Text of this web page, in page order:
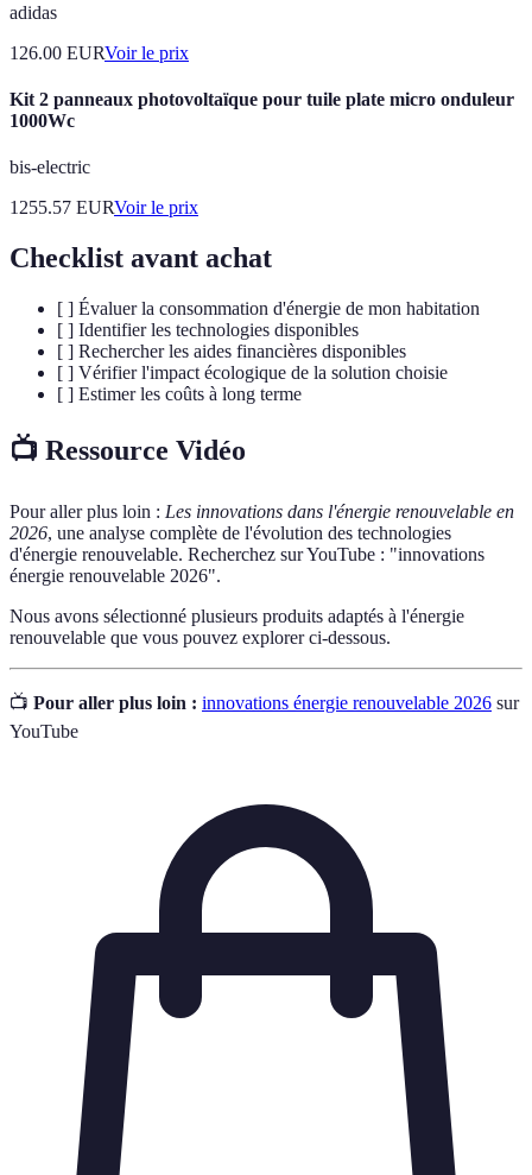
adidas
126.00 EURVoir le prix
Kit 2 panneaux photovoltaïque pour tuile plate micro onduleur
1000Wc
bis-electric
1255.57 EURVoir le prix
Checklist avant achat
[ ] Évaluer la consommation d'énergie de mon habitation
[ ] Identifier les technologies disponibles
[ ] Rechercher les aides financières disponibles
[ ] Vérifier l'impact écologique de la solution choisie
[ ] Estimer les coûts à long terme
📺 Ressource Vidéo
Pour aller plus loin : Les innovations dans l'énergie renouvelable en
2026, une analyse complète de l'évolution des technologies
d'énergie renouvelable. Recherchez sur YouTube : "innovations
énergie renouvelable 2026".
Nous avons sélectionné plusieurs produits adaptés à l'énergie
renouvelable que vous pouvez explorer ci-dessous.
📺 Pour aller plus loin : innovations énergie renouvelable 2026 sur
YouTube